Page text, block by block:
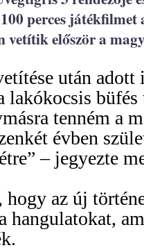
perces játékfilmet
vetítik először a
után adott
lakókocsis büfés
tenném a
évben
– jegyezte
hogy az új
hangulatokat,